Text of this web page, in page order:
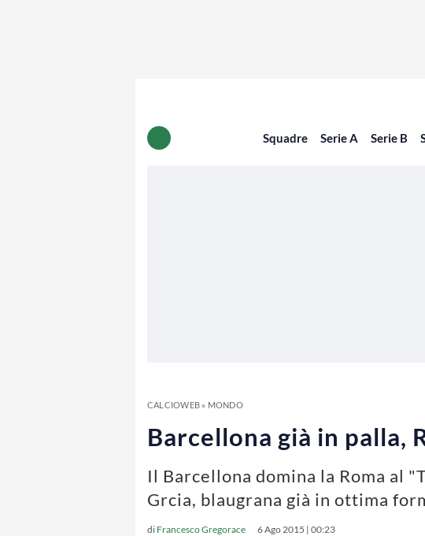
Squadre Serie A Serie B
CALCIOWEB» MONDO
Barcellona già in palla,
Il Barcellona domina la Roma al
Grcia, blaugrana già in ottima
di Francesco Gregorace 6 Ago 2015 | 00:23